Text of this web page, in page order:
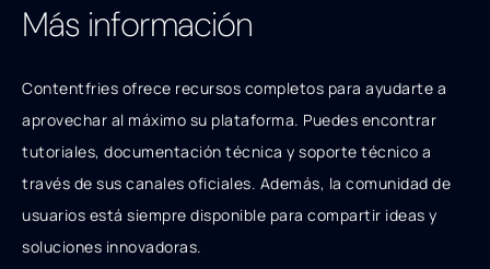
Más información
Contentfries ofrece recursos completos para ayudarte a
aprovechar al máximo su plataforma. Puedes encontrar
tutoriales, documentación técnica y soporte técnico a
través de sus canales oficiales. Además, la comunidad de
usuarios está siempre disponible para compartir ideas y
soluciones innovadoras.